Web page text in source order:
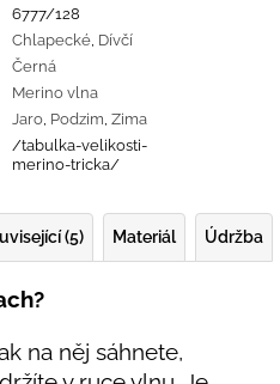
6777/128
Chlapecké, Dívčí
Černá
Merino vlna
Jaro, Podzim, Zima
/tabulka-velikosti-
merino-tricka/
(5) Materiál Údržba
na něj sáhnete,